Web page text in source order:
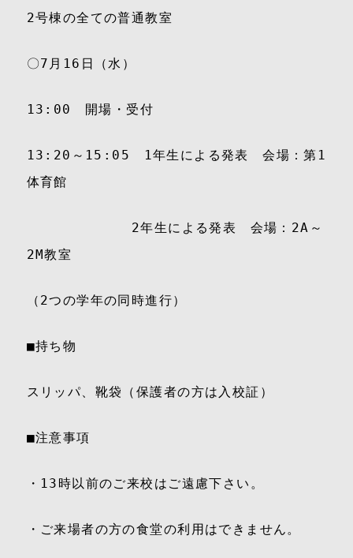
2号棟の全ての普通教室
〇7月16日（水）
13:00 開場・受付
13:20～15:05 1年生による発表 会場：第1
体育館
2年生による発表 会場：2A～
2M教室
（2つの学年の同時進行）
■持ち物
スリッパ、靴袋（保護者の方は入校証）
■注意事項
・13時以前のご来校はご遠慮下さい。
・ご来場者の方の食堂の利用はできません。